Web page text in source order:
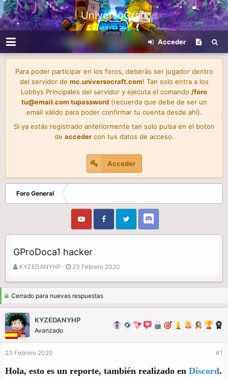
UniversoCraft
Acceder
Para poder participar en los foros, deberás ser jugador dentro
del servidor de mc.universocraft.com! Tan solo entra a los
Lobbys Principales del servidor y ejecuta el comando /foro
tu@email.com tupassword(recuerda que debe de ser un
email válido para poder confirmar tu cuenta desde ahí).
Si ya estás registrado anteriormente tan solo pulsa en el boton
de accedercon tus datos de acceso.
Acceder
Foro General
GProDoca1 hacker
A
o
r
KYZEDANYHP
F
h
a
e
n
i
23 Febrero 2020
Cerrado para nuevas respuestas
KYZEDANYHP
Avanzado
23 Febrero 2020 #1
Hola, esto es un reporte, también realizado en Discord.